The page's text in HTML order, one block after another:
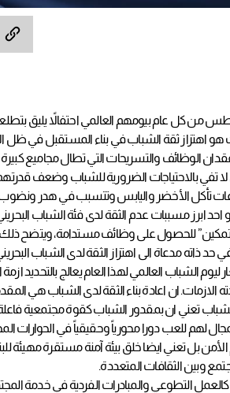
من كل عام بيومهم العالمي احتفالاً يليق
هو اهتزاز ثقة الشباب في بناء المستقبل في ظل
الوظائف والتسريحات التي تطال مجاميع
تفي بالاحتياجات الضرورية للشباب وضعف قدرتهم
تأكل الأخضر واليابس وتتسبب في هدر ونضوب
احد ابرز مسببات عدم الثقة لدى فئة الشباب
حد ذاته مدعاة الى اهتزاز الثقة لدى الشباب
ليوم الشباب العالمي لهذا العام يعالج
الازمات. ان اعادة بناء الثقة لدى الشباب هي
تعني ان بمقدور الشباب كقوة مجتمعية
للعب دورا محورياً وحقيقياً في الحوارات
بل تعني ايضا خلق بيئة آمنة مستقرة مهيئة
وبين الثقافات المتعددة.
كالعمل التطوعي والمبادرات الفردية في خدمة